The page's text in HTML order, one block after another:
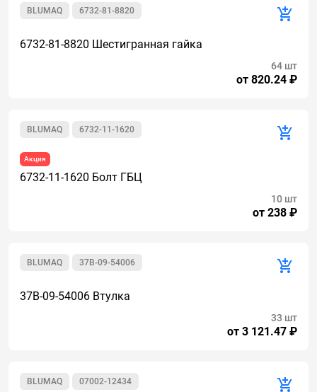
6732-81-8820
BLUMAQ
6732-81-8820 Шестигранная гайка
от 820.24 ₽
64 шт
6732-11-1620
BLUMAQ
Акция
6732-11-1620 Болт ГБЦ
от 238 ₽
10 шт
37B-09-54006
BLUMAQ
37B-09-54006 Втулка
от 3 121.47 ₽
33 шт
07002-12434
BLUMAQ